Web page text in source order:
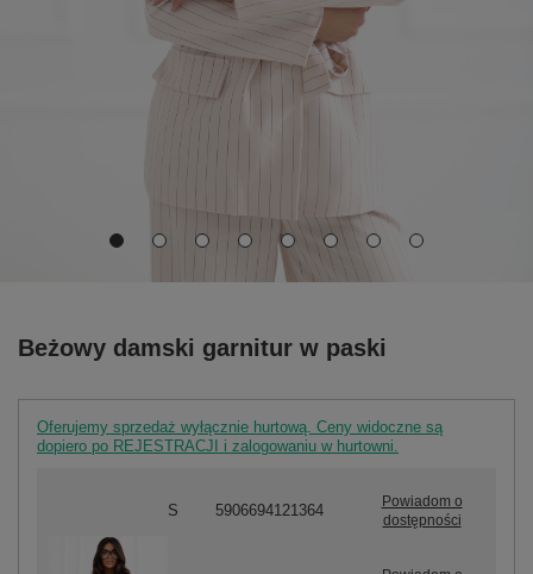
Beżowy damski garnitur w paski
Oferujemy sprzedaż wyłącznie hurtową. Ceny widoczne są
dopiero po REJESTRACJI i zalogowaniu w hurtowni.
S 5906694121364
Powiadom o
dostępności